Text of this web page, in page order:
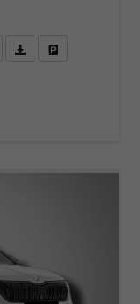
anfragen
Wir rufen Sie anFahrzeugexposé (PDF)